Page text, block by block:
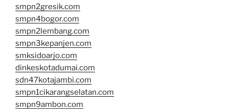
smpn2gresik.com
smpn4bogor.com
smpn2lembang.com
smpn3kepanjen.com
smksidoarjo.com
dinkeskotadumai.com
sdn47kotajambi.com
smpn1cikarangselatan.com
smpn9ambon.com